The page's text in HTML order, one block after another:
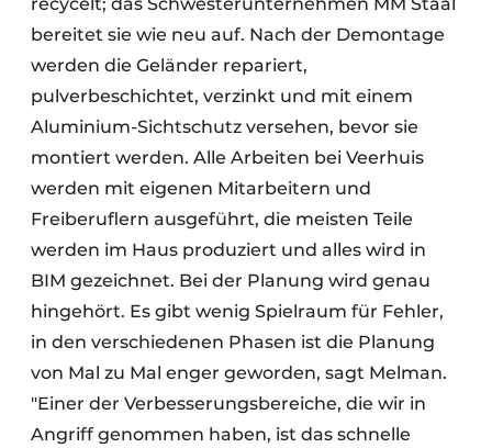
bereitet sie wie neu auf. Nach der Demontage
werden die Geländer repariert,
pulverbeschichtet, verzinkt und mit einem
Aluminium-Sichtschutz versehen, bevor sie
montiert werden. Alle Arbeiten bei Veerhuis
werden mit eigenen Mitarbeitern und
Freiberuflern ausgeführt, die meisten Teile
werden im Haus produziert und alles wird in
BIM gezeichnet. Bei der Planung wird genau
hingehört. Es gibt wenig Spielraum für Fehler,
in den verschiedenen Phasen ist die Planung
von Mal zu Mal enger geworden, sagt Melman.
"Einer der Verbesserungsbereiche, die wir in
Angriff genommen haben, ist das schnelle